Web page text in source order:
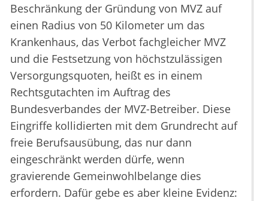
Beschränkung der Gründung von MVZ auf
einen Radius von 50 Kilometer um das
Krankenhaus, das Verbot fachgleicher MVZ
und die Festsetzung von höchstzulässigen
Versorgungsquoten, heißt es in einem
Rechtsgutachten im Auftrag des
Bundesverbandes der MVZ-Betreiber. Diese
Eingriffe kollidierten mit dem Grundrecht auf
freie Berufsausübung, das nur dann
eingeschränkt werden dürfe, wenn
gravierende Gemeinwohlbelange dies
erfordern. Dafür gebe es aber kleine Evidenz: